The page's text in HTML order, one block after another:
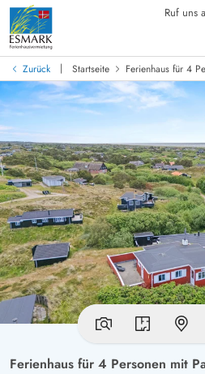
Ruf uns
Zurück | Startseite Ferienhaus für 4
Ferienhaus für 4 Personen mit